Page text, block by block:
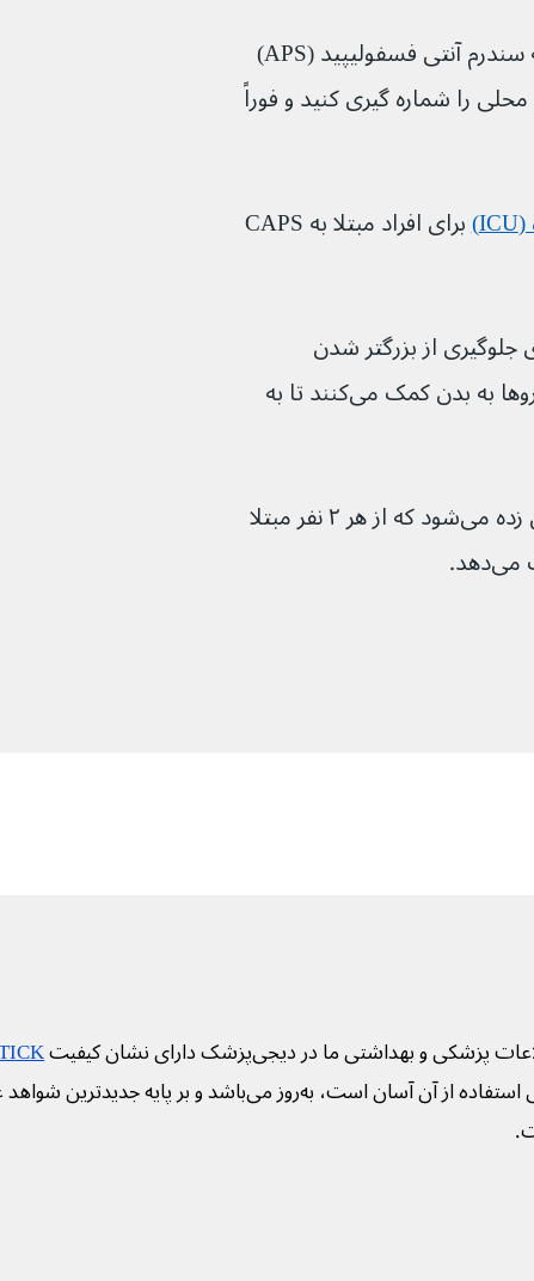
اگر شما یا کسی که می‌شناسید مبتلا به سندرم آنتی فسفولیپید (APS)
را شماره گیری کنید و فوراً
جلوگیری از بزرگتر شدن
لخته‌های خون استفاده می‌شود. این داروها به بدن کمک می‌کنند تا به
اما حتی با بهترین درمان موجود، تخمین زده می‌شود که از هر ۲ نفر مبتلا
پزشکی و بهداشتی ما در دیجی‌پزشک دارای نشان کیفیت
استفاده از آن آسان است، به‌روز می‌باشد و بر پایه جدیدترین